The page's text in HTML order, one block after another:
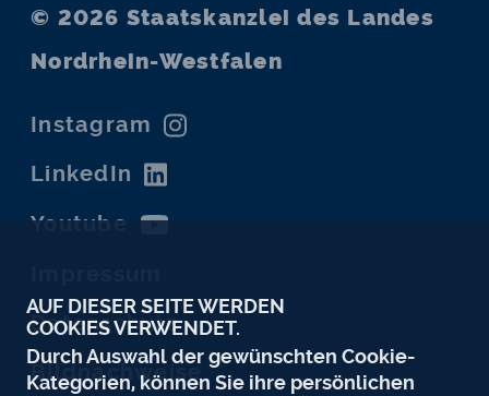
© 2026 Staatskanzlei des Landes
Nordrhein-Westfalen
Instagram
LinkedIn
Youtube
Datenschutz
Bildnachweise
AUF DIESER SEITE WERDEN
COOKIES VERWENDET.
Durch Auswahl der gewünschten Cookie-
Kategorien, können Sie ihre persönlichen